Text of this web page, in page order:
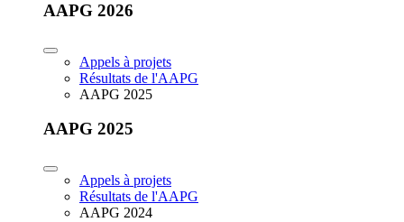
AAPG 2026
Appels à projets
Résultats de l'AAPG
AAPG 2025
AAPG 2025
Appels à projets
Résultats de l'AAPG
AAPG 2024